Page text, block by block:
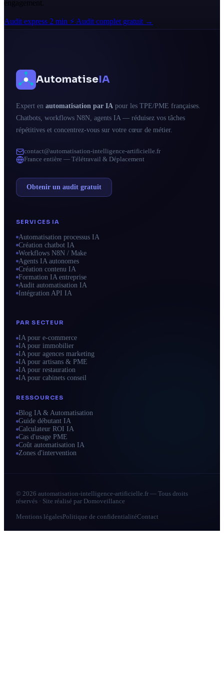
engagement.
Audit express 2 min ⚡ Audit complet gratuit →
AutomatiseIA
Expert en automatisation par IA pour les TPE/PME françaises.
Chatbots, workflows N8N, agents IA — réduisez vos tâches
répétitives et concentrez-vous sur votre cœur de métier.
contact@automatisation-intelligence-artificielle.fr
France entière — Télétravail & Déplacement
Obtenir un audit gratuit
SERVICES IA
Automatisation processus IA
Création chatbot IA
Workflows N8N / Make
Agents IA autonomes
Création contenu IA
Formation IA entreprise
Audit automatisation IA
Intégration API IA
PAR SECTEUR
IA pour e-commerce
IA pour immobilier
IA pour agences marketing
IA pour artisans & PME
IA pour restauration
IA pour cabinets conseil
RESSOURCES
Blog IA & Automatisation
Guide débutant IA
Calculateur ROI IA
Cas d'usage PME
Coût automatisation IA
Zones d'intervention
© 2026 automatisation-intelligence-artificielle.fr — Tous droits
réservés · Site réalisé par Domoveillance
Mentions légalesPolitique de confidentialitéContact